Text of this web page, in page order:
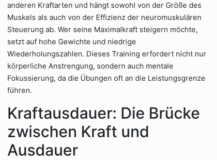
anderen Kraftarten und hängt sowohl von der Größe des
Muskels als auch von der Effizienz der neuromuskulären
Steuerung ab. Wer seine Maximalkraft steigern möchte,
setzt auf hohe Gewichte und niedrige
Wiederholungszahlen. Dieses Training erfordert nicht nur
körperliche Anstrengung, sondern auch mentale
Fokussierung, da die Übungen oft an die Leistungsgrenze
führen.
Kraftausdauer: Die Brücke
zwischen Kraft und
Ausdauer